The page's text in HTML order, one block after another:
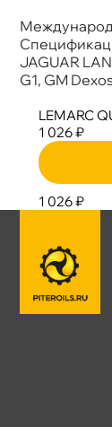
JAGUAR
G1, GM
LEMARC
1 026 ₽
1 026 ₽